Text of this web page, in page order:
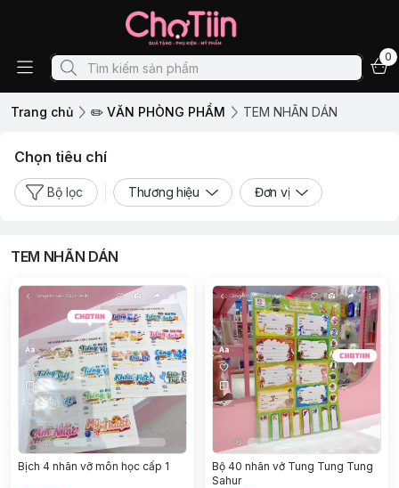
0
Trang chủ ✏️ VĂN PHÒNG PHẨM TEM NHÃN DÁN
Chọn tiêu chí
Bộ lọc Thương hiệu Đơn vị
TEM NHÃN DÁN
Bịch 4 nhãn vỡ môn học cấp 1
Bộ 40 nhãn vở Tung Tung Tung
Sahur